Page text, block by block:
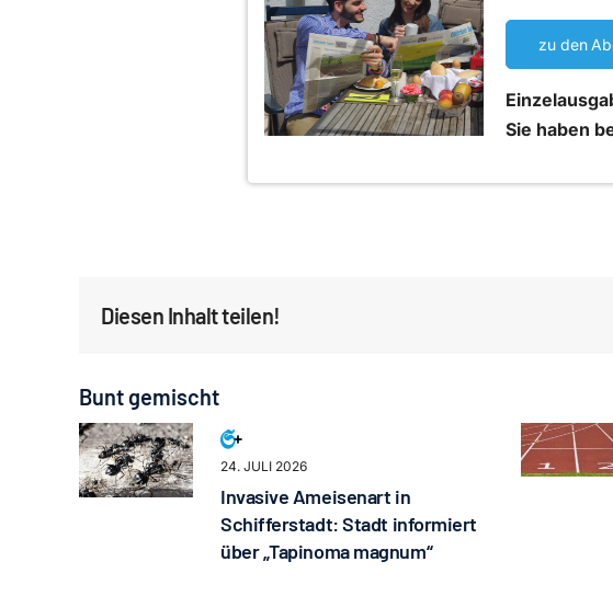
zu den
Sie haben
Diesen Inhalt teilen!
Bunt gemischt
24. JULI 2026
Invasive Ameisenart in
Schifferstadt: Stadt informiert
über „Tapinoma magnum“